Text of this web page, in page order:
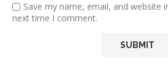
Save my name, email, and website
next time I comment.